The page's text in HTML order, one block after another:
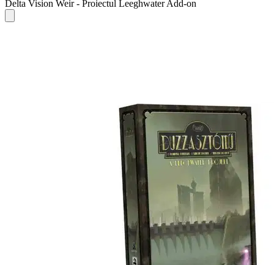
Delta Vision Weir - Proiectul Leeghwater Add-on